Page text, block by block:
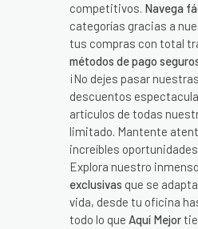
competitivos. Navega
categorías gracias a
tus compras con total
métodos de pago
¡No dejes pasar nuestras
descuentos
artículos de todas
limitado. Mantente
increíbles
Explora nuestro
exclusivas que se
vida, desde tu oficina
todo lo que Aquí Mejor